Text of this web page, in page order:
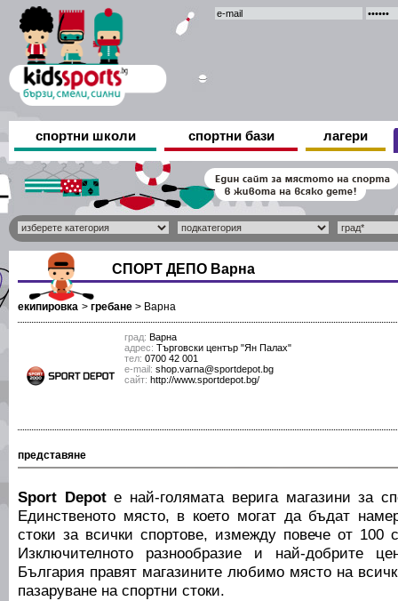
спортни школи спортни бази лагери
СПОРТ ДЕПО Варна
екипировка > гребане > Варна
град: Варна
адрес: Търговски център "Ян Палах"
тел: 0700 42 001
е-mail: shop.varna@sportdepot.bg
сайт: http://www.sportdepot.bg/
представяне
Sport Depotе най-голямата верига магазини за
Единственото място, в което могат да бъдат
стоки за всички спортове, измежду повече от 100
Изключителното разнообразие и най-добрите
България правят магазините любимо място на
пазаруване на спортни стоки.